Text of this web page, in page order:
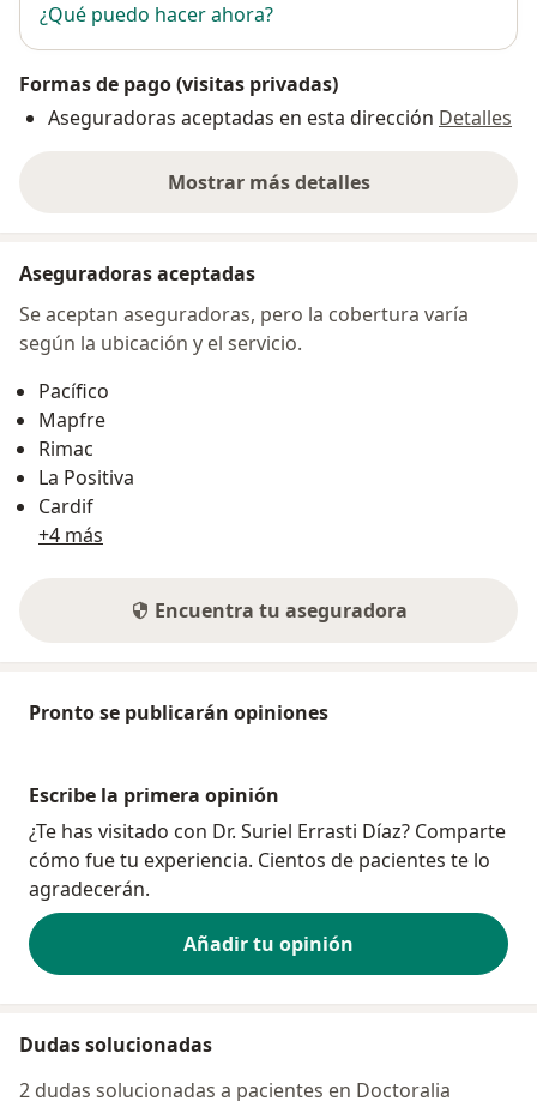
¿Qué puedo hacer ahora?
Formas de pago (visitas privadas)
Aseguradoras aceptadas en esta dirección Detalles
Mostrar más detalles
sobre la dirección
Aseguradoras aceptadas
Se aceptan aseguradoras, pero la cobertura varía
según la ubicación y el servicio.
Pacífico
Mapfre
Rimac
La Positiva
Cardif
+4 más
Encuentra tu aseguradora
Pronto se publicarán opiniones
Escribe la primera opinión
¿Te has visitado con Dr. Suriel Errasti Díaz? Comparte
cómo fue tu experiencia. Cientos de pacientes te lo
agradecerán.
Añadir tu opinión
Dudas solucionadas
2 dudas solucionadas a pacientes en Doctoralia